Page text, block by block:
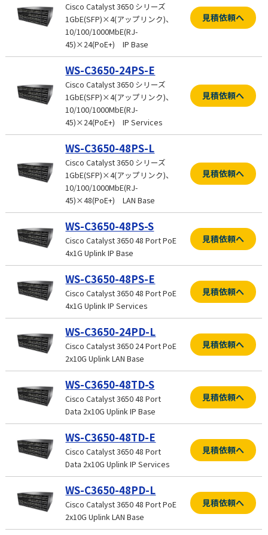
Cisco Catalyst 3650 シリーズ
1GbE(SFP)×4(アップリンク)、
10/100/1000MbE(RJ-
45)×24(PoE+) IP Base
見積依頼へ
WS-C3650-24PS-E
Cisco Catalyst 3650 シリーズ
1GbE(SFP)×4(アップリンク)、
10/100/1000MbE(RJ-
45)×24(PoE+) IP Services
見積依頼へ
WS-C3650-48PS-L
Cisco Catalyst 3650 シリーズ
1GbE(SFP)×4(アップリンク)、
10/100/1000MbE(RJ-
45)×48(PoE+) LAN Base
見積依頼へ
WS-C3650-48PS-S
Cisco Catalyst 3650 48 Port PoE
4x1G Uplink IP Base
見積依頼へ
WS-C3650-48PS-E
Cisco Catalyst 3650 48 Port PoE
4x1G Uplink IP Services
見積依頼へ
WS-C3650-24PD-L
Cisco Catalyst 3650 24 Port PoE
2x10G Uplink LAN Base
見積依頼へ
WS-C3650-48TD-S
Cisco Catalyst 3650 48 Port
Data 2x10G Uplink IP Base
見積依頼へ
WS-C3650-48TD-E
Cisco Catalyst 3650 48 Port
Data 2x10G Uplink IP Services
見積依頼へ
WS-C3650-48PD-L
Cisco Catalyst 3650 48 Port PoE
2x10G Uplink LAN Base
見積依頼へ